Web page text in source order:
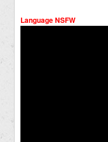
Language NSFW